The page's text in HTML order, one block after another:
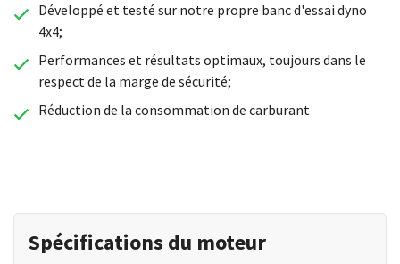
Développé et testé sur notre propre banc d'essai dyno
4x4;
Performances et résultats optimaux, toujours dans le
respect de la marge de sécurité;
Réduction de la consommation de carburant
Spécifications du moteur